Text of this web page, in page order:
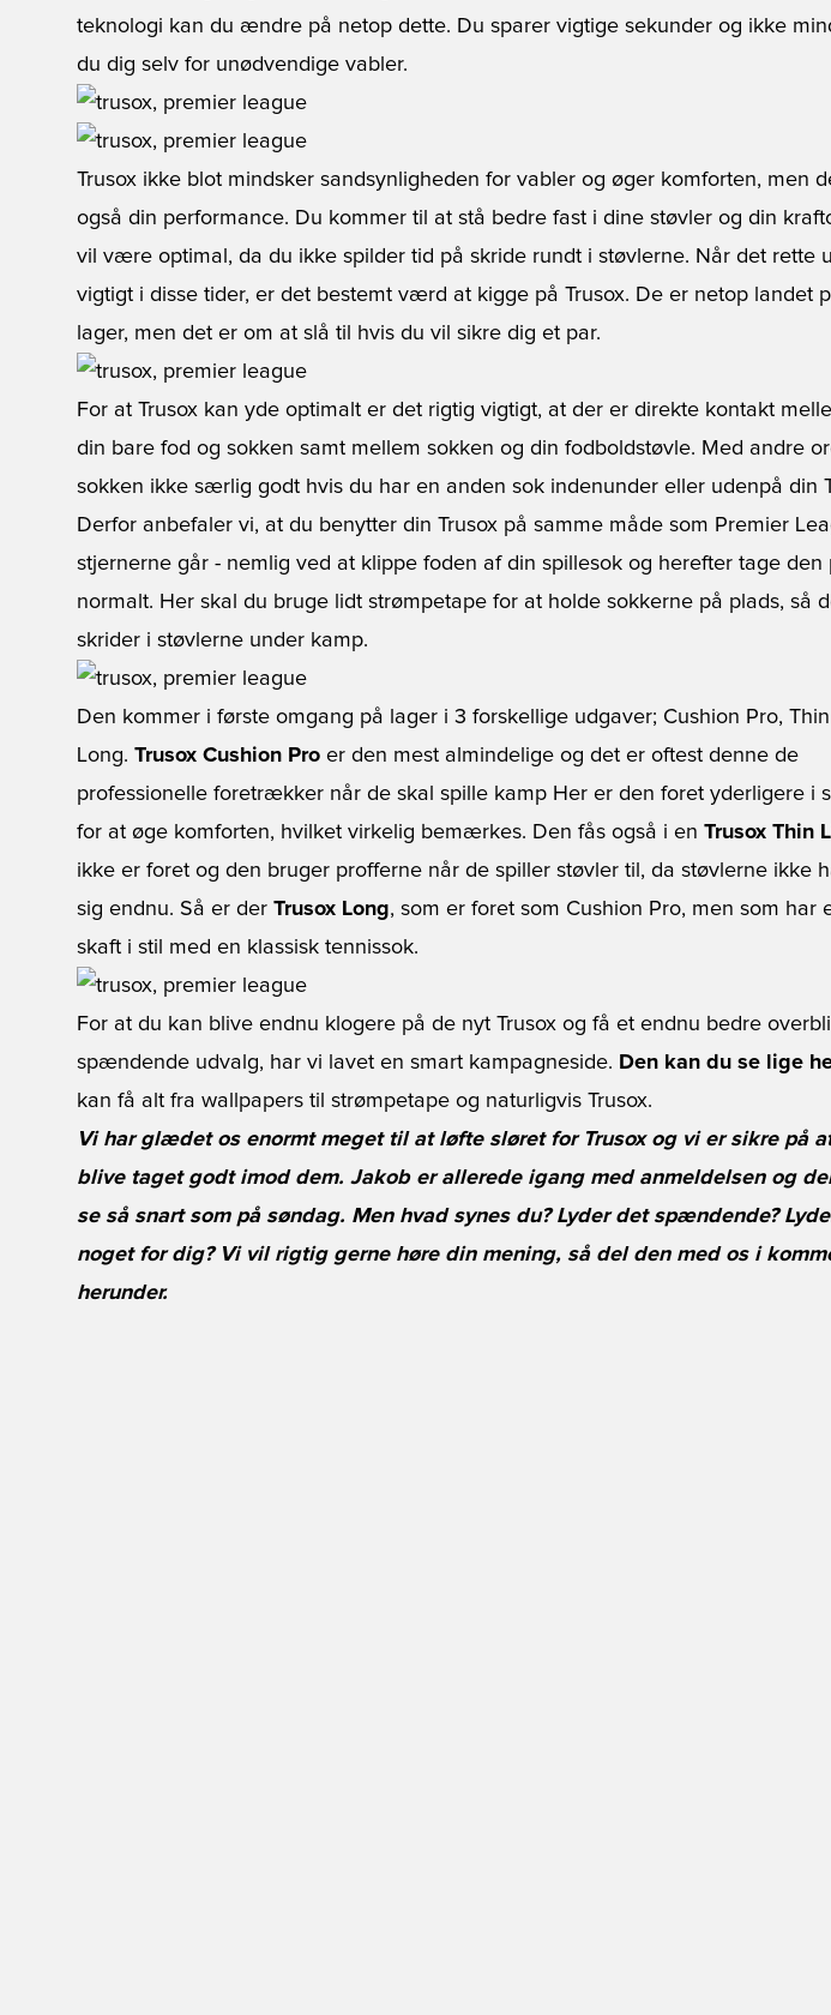
teknologi kan du ændre på netop dette. Du sparer vigtige sekunder og ikke
du dig selv for unødvendige vabler.
Trusox ikke blot mindsker sandsynligheden for vabler og øger komforten, men
også din performance. Du kommer til at stå bedre fast i dine støvler og din
vil være optimal, da du ikke spilder tid på skride rundt i støvlerne. Når det rette
vigtigt i disse tider, er det bestemt værd at kigge på Trusox. De er netop landet
lager, men det er om at slå til hvis du vil sikre dig et par.
For at Trusox kan yde optimalt er det rigtig vigtigt, at der er direkte kontakt
din bare fod og sokken samt mellem sokken og din fodboldstøvle. Med andre
sokken ikke særlig godt hvis du har en anden sok indenunder eller udenpå din
Derfor anbefaler vi, at du benytter din Trusox på samme måde som Premier
stjernerne går - nemlig ved at klippe foden af din spillesok og herefter tage den
normalt. Her skal du bruge lidt strømpetape for at holde sokkerne på plads, så
skrider i støvlerne under kamp.
Den kommer i første omgang på lager i 3 forskellige udgaver; Cushion Pro,
Long. Trusox Cushion Pro er den mest almindelige og det er oftest denne de
professionelle foretrækker når de skal spille kamp Her er den foret yderligere i
for at øge komforten, hvilket virkelig bemærkes. Den fås også i en Trusox Thin
ikke er foret og den bruger profferne når de spiller støvler til, da støvlerne ikke
sig endnu. Så er der Trusox Long, som er foret som Cushion Pro, men som har
skaft i stil med en klassisk tennissok.
For at du kan blive endnu klogere på de nyt Trusox og få et endnu bedre
spændende udvalg, har vi lavet en smart kampagneside. Den kan du se lige
kan få alt fra wallpapers til strømpetape og naturligvis Trusox.
Vi har glædet os enormt meget til at løfte sløret for Trusox og vi er sikre på
blive taget godt imod dem. Jakob er allerede igang med anmeldelsen og
se så snart som på søndag. Men hvad synes du? Lyder det spændende?
noget for dig? Vi vil rigtig gerne høre din mening, så del den med os i
herunder.